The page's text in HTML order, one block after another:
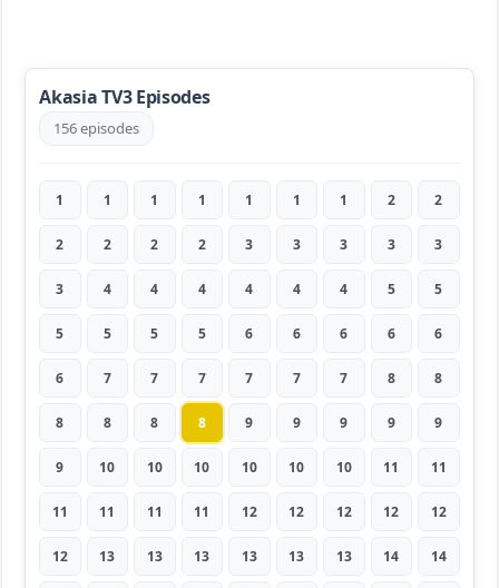
Akasia TV3 Episodes
156 episodes
1 1 1 1 1 1 1 2 2
2 2 2 2 3 3 3 3 3
3 4 4 4 4 4 4 5 5
5 5 5 5 6 6 6 6 6
6 7 7 7 7 7 7 8 8
8 8 8 8 9 9 9 9 9
9 10 10 10 10 10 10 11 11
11 11 11 11 12 12 12 12 12
12 13 13 13 13 13 13 14 14